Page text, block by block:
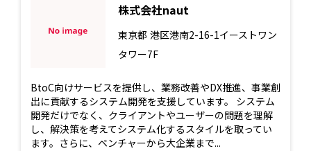
株式会社naut
東京都 港区港南2-16-1イーストワン
タワー7F
BtoC向けサービスを提供し、業務改善やDX推進、事業創
出に貢献するシステム開発を支援しています。 システム
開発だけでなく、クライアントやユーザーの問題を理解
し、解決策を考えてシステム化するスタイルを取ってい
ます。さらに、ベンチャーから大企業まで...